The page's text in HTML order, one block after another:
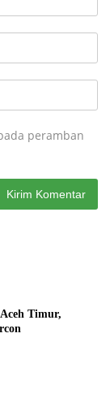
peramban
Timur,